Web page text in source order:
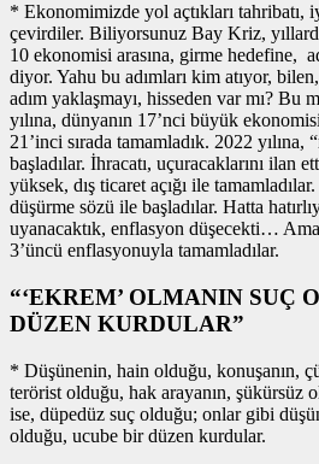
* Ekonomimizde yol açtıkları tahribatı,
çevirdiler. Biliyorsunuz Bay Kriz,
10 ekonomisi arasına, girme hedefine,
diyor. Yahu bu adımları kim atıyor,
adım yaklaşmayı, hisseden var mı? Bu
yılına, dünyanın 17’nci büyük
21’inci sırada tamamladık. 2022
başladılar. İhracatı, uçuracaklarını ilan
yüksek, dış ticaret açığı ile
düşürme sözü ile başladılar. Hatta
uyanacaktık, enflasyon düşecekti…
3’üncü enflasyonuyla tamamladılar.
“‘EKREM’ OLMANIN SUÇ
DÜZEN KURDULAR”
* Düşünenin, hain olduğu, konuşanın,
terörist olduğu, hak arayanın, şükürsüz
ise, düpedüz suç olduğu; onlar gibi
olduğu, ucube bir düzen kurdular.